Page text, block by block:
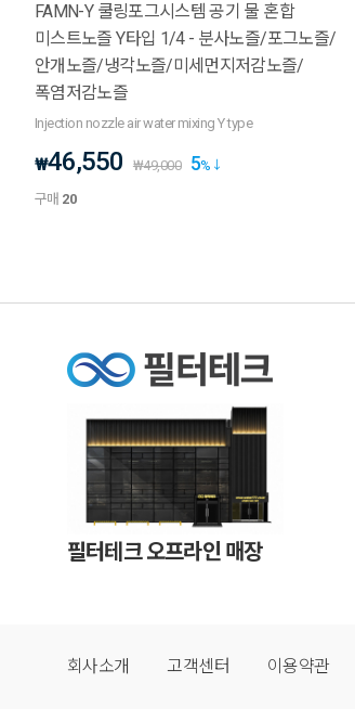
FAMN-Y 쿨링포그시스템 공기 물 혼합
미스트노즐 Y타입 1/4 - 분사노즐/포그노즐/
안개노즐/냉각노즐/미세먼지저감노즐/
폭염저감노즐
Injection nozzle air water mixing Y type
₩46,550 ₩49,000 5%
구매 20
필터테크 오프라인 매장
회사소개 고객센터 이용약관